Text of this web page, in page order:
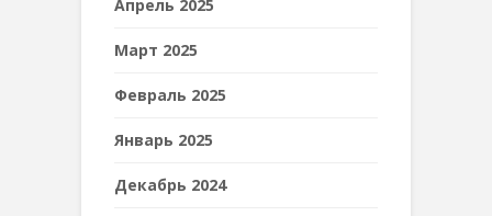
Апрель 2025
Март 2025
Февраль 2025
Январь 2025
Декабрь 2024